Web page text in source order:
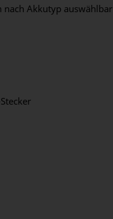
nach Akkutyp auswählbar